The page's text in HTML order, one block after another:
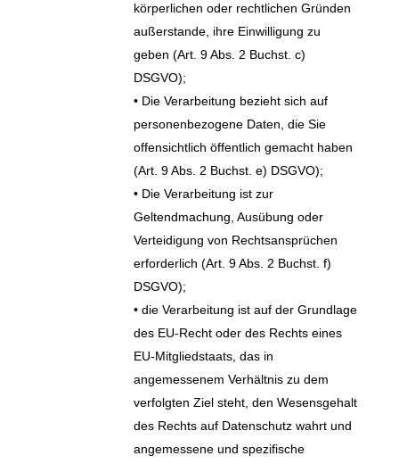
körperlichen oder rechtlichen Gründen
außerstande, ihre Einwilligung zu
geben (Art. 9 Abs. 2 Buchst. c)
DSGVO);
• Die Verarbeitung bezieht sich auf
personenbezogene Daten, die Sie
offensichtlich öffentlich gemacht haben
(Art. 9 Abs. 2 Buchst. e) DSGVO);
• Die Verarbeitung ist zur
Geltendmachung, Ausübung oder
Verteidigung von Rechtsansprüchen
erforderlich (Art. 9 Abs. 2 Buchst. f)
DSGVO);
• die Verarbeitung ist auf der Grundlage
des EU-Recht oder des Rechts eines
EU-Mitgliedstaats, das in
angemessenem Verhältnis zu dem
verfolgten Ziel steht, den Wesensgehalt
des Rechts auf Datenschutz wahrt und
angemessene und spezifische